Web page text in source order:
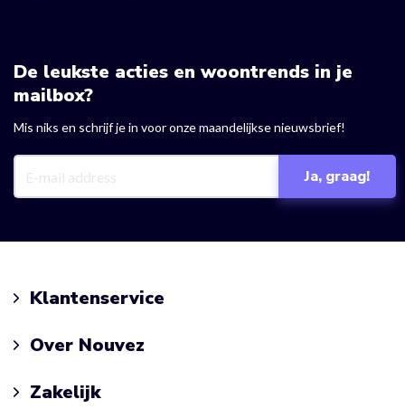
De leukste acties en woontrends in je
mailbox?
Mis niks en schrijf je in voor onze maandelijkse nieuwsbrief!
Klantenservice
Over Nouvez
Zakelijk